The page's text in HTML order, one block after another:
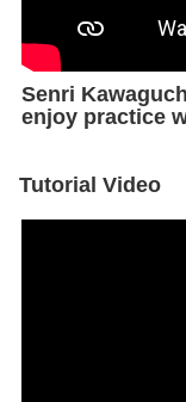
Senri
enjoy practice
Tutorial Video